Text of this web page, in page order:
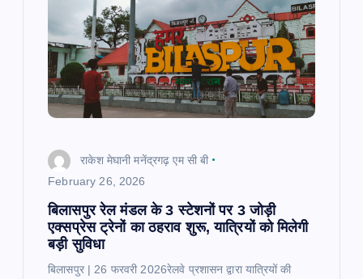
राकेश मेघानी मनेंद्रगढ़ एम सी बी
February 26, 2026
बिलासपुर रेल मंडल के 3 स्टेशनों पर 3 जोड़ी
एक्सप्रेस ट्रेनों का ठहराव शुरू, यात्रियों को मिलेगी
बड़ी सुविधा
बिलासपुर | 26 फरवरी 2026रेलवे प्रशासन द्वारा यात्रियों की